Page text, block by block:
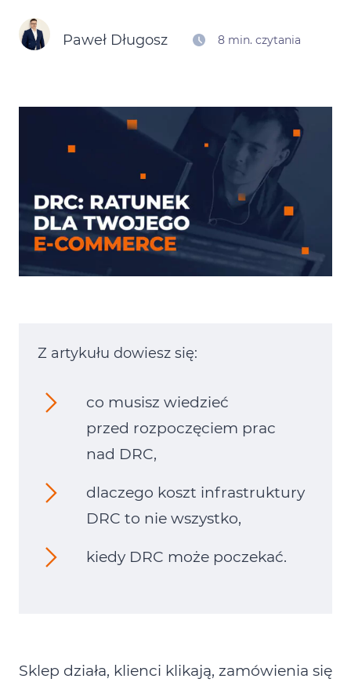
Paweł Długosz 8 min. czytania
Z artykułu dowiesz się:
co musisz wiedzieć
przed rozpoczęciem prac
nad DRC,
dlaczego koszt infrastruktury
DRC to nie wszystko,
kiedy DRC może poczekać.
Sklep działa, klienci klikają, zamówienia się